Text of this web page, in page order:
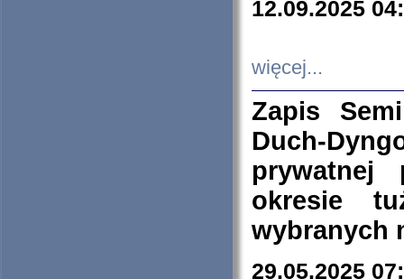
12.09.2025
więcej...
Zapis
Duch-
prywatnej
okresie
wybranych
29.05.2025